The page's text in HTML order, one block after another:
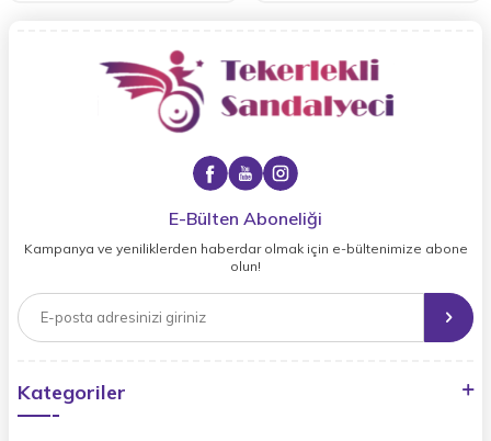
E-Bülten Aboneliği
Kampanya ve yeniliklerden haberdar olmak için e-bültenimize abone
olun!
Kategoriler